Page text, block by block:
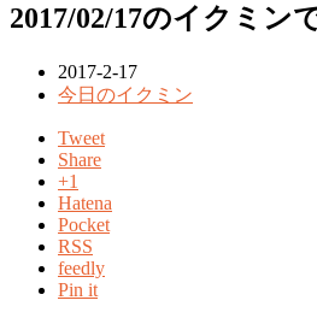
2017/02/17のイクミン
2017-2-17
今日のイクミン
Tweet
Share
+1
Hatena
Pocket
RSS
feedly
Pin it